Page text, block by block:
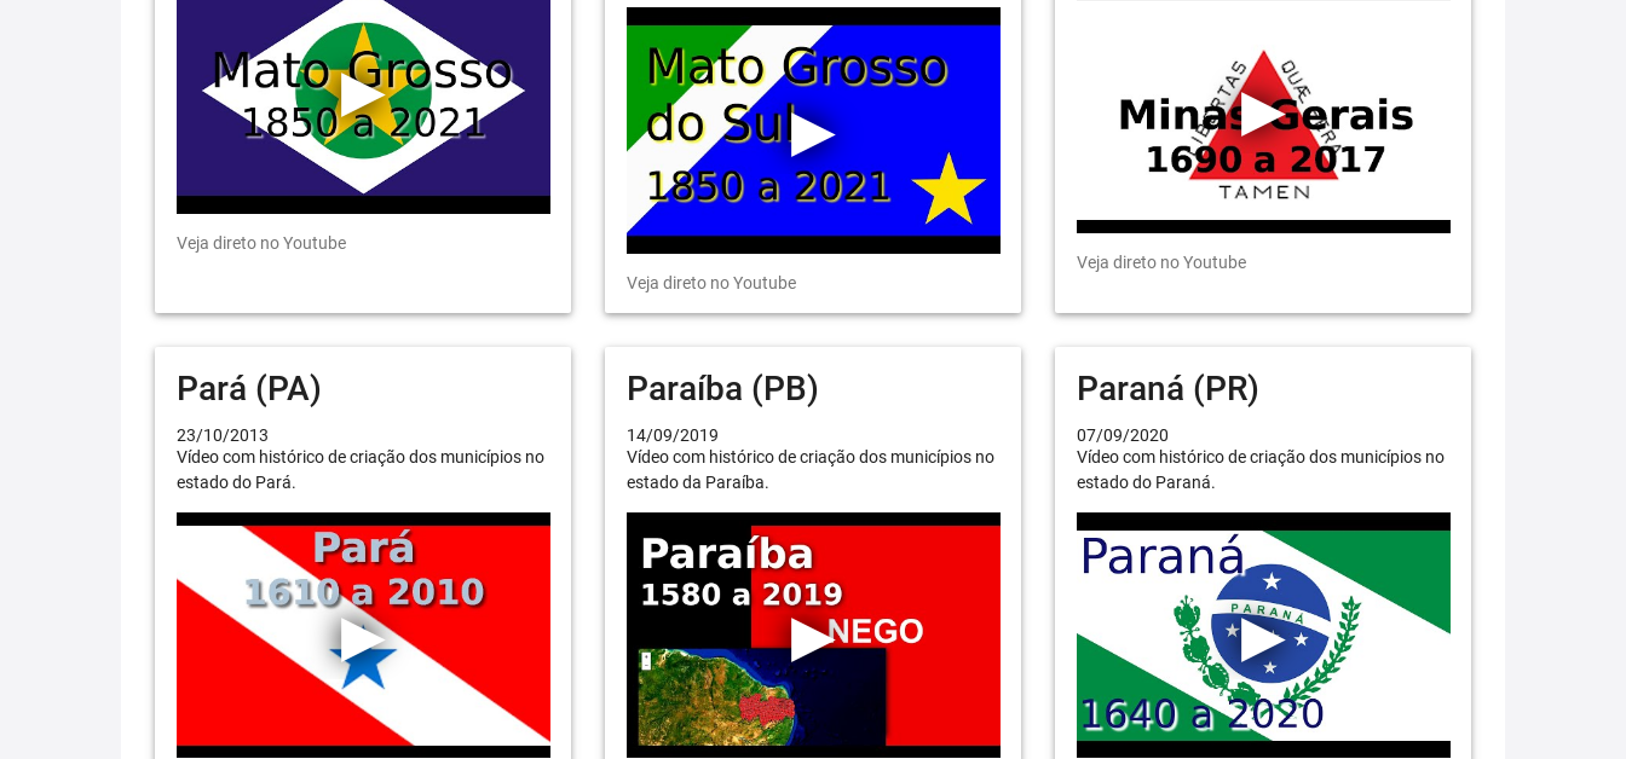
Veja direto no Youtube
Veja direto no Youtube
Veja direto no Youtube
Pará (PA)
23/10/2013
Vídeo com histórico de criação dos municípios no
estado do Pará.
Paraíba (PB)
14/09/2019
Vídeo com histórico de criação dos municípios no
estado da Paraíba.
Paraná (PR)
07/09/2020
Vídeo com histórico de criação dos municípios no
estado do Paraná.